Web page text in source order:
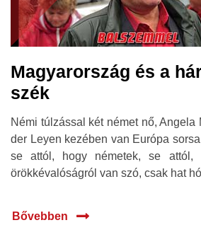
Magyarország és a
szék
Némi túlzással két német nő, Angela
der Leyen kezében van Európa
se attól, hogy németek, se attól,
örökkévalóságról van szó, csak hat
Bővebben